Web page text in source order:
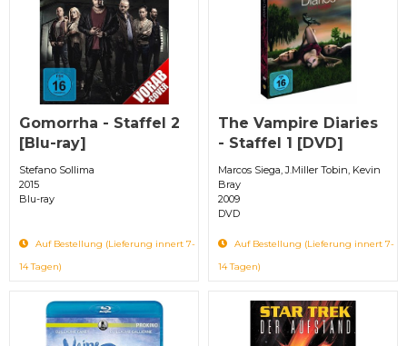
Gomorrha - Staffel 2
[Blu-ray]
Stefano Sollima
2015
Blu-ray
Auf Bestellung (Lieferung innert 7-
14 Tagen)
The Vampire Diaries
- Staffel 1 [DVD]
Marcos Siega, J.Miller Tobin, Kevin
Bray
2009
DVD
Auf Bestellung (Lieferung innert 7-
14 Tagen)